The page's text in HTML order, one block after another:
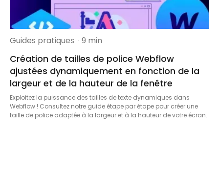
Guides pratiques · 9 min
Création de tailles de police Webflow
ajustées dynamiquement en fonction de la
largeur et de la hauteur de la fenêtre
Exploitez la puissance des tailles de texte dynamiques dans
Webflow ! Consultez notre guide étape par étape pour créer une
taille de police adaptée à la largeur et à la hauteur de votre écran.